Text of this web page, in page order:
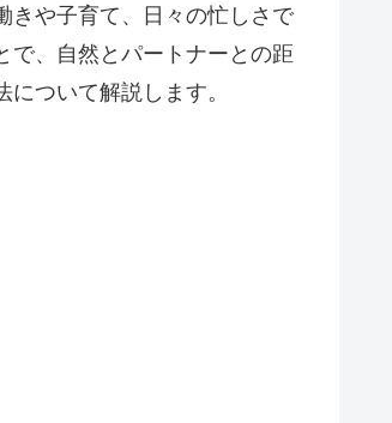
きや子育て、日々の忙しさで
で、自然とパートナーとの距
ついて解説します。